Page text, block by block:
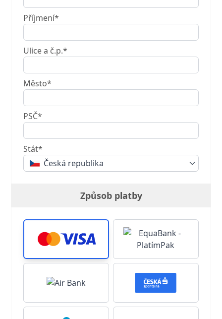
Příjmení*
Ulice a č.p.*
Město*
PSČ*
Stát*
Česká republika
Způsob platby